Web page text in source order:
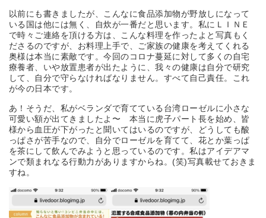
以前にも書きましたが、こんなに食品添加物が野放しになって
いる国は他には無く、自炊が一番だと思います。私にＬＩＮＥ
で時々ご連絡を頂ける方は、こんな料理を作ったよと写真もく
ださるのですが、お料理上手で、ご家族の健康を考えてくれる
奥様は本当に素敵です。今回のコロナ蔓延に対して多くの自宅
療養者、いや放置患者が出たように、我々の健康は自分で研究
して、自分で守らなければなりません。すべて自己責任。これ
が今の日本です。
あ！そうだ、私がベランダで育てている台湾ローゼルに小さな
可愛い額が出てきましたよ〜 本当に虎子パート長を始め、皆
様から血圧が下がったと聞いてはいるのですが、どうしても酸
っぱさが苦手なので、自分でローゼルを育てて、花とか葉っぱ
を茶にして飲んでみようと思っているのです。私はアイデアマ
ンで類まれなる行動力がありますからね。(笑)写真載せておきま
すね。